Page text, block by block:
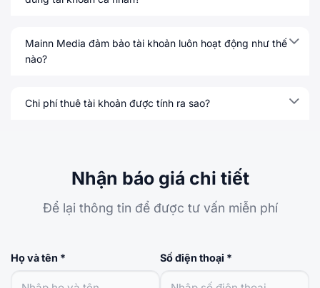
Mainn Media đảm bảo tài khoản luôn hoạt động như thế
nào?
Chi phí thuê tài khoản được tính ra sao?
Nhận báo giá chi tiết
Để lại thông tin để được tư vấn miễn phí
Họ và tên * Số điện thoại *